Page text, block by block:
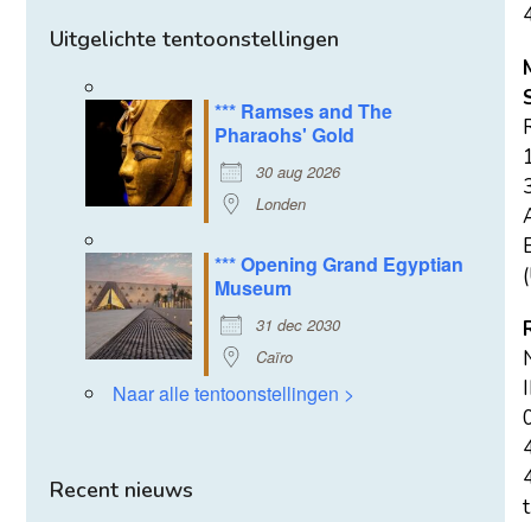
Uitgelichte tentoonstellingen
*** Ramses and The
Pharaohs' Gold
30 aug 2026
Londen
*** Opening Grand Egyptian
Museum
31 dec 2030
Caïro
Naar alle tentoonstellingen >
Recent nieuws